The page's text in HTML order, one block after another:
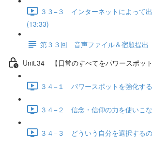
３３−３ インターネットによって
(13:33)
第３３回 音声ファイル＆宿題提出
Unit.34 【日常のすべてをパワースポット
３４−１ パワースポットを強化す
３４−２ 信念・信仰の力を使いこ
３４−３ どういう自分を選択する